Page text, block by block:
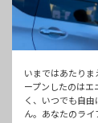
いまではあたり
ープンしたのは
く、いつでも自
ん。あなたのライ